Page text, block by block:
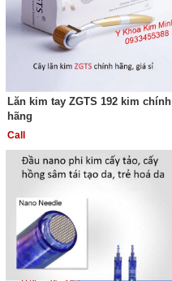
Lăn kim tay ZGTS 192 kim chính
hãng
Call